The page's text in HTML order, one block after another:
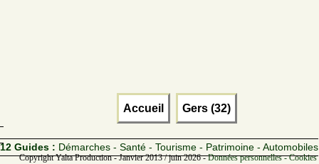
Accueil Gers (32)
12 Guides : Démarches - Santé - Tourisme - Patrimoine - Automobiles
Copyright Yalta Production - Janvier 2013 / juin 2026 -Données personnelles -